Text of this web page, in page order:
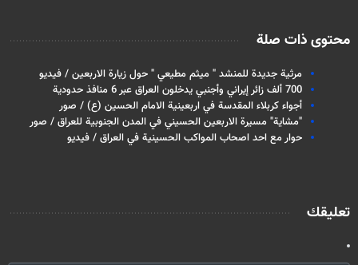
محتوى ذات صلة
مرثية جديدة للمنشد " ميثم مطيعي " حول زيارة الاربعين / فيديو
700 ألف زائر إيراني وأجنبي يدخلون العراق عبر 6 منافذ حدودية
أجواء كربلاء المقدسة في اربعينية الامام الحسين (ع) / صور
"مشاية" مسيرة الاربعين الحسيني في المدن الجنوبية للعراق / صور
حوار مع احد اصحاب المواكب الحسينية في العراق / فيديو
تعليقك